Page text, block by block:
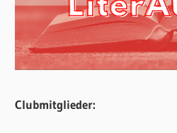
Clubmitglieder: